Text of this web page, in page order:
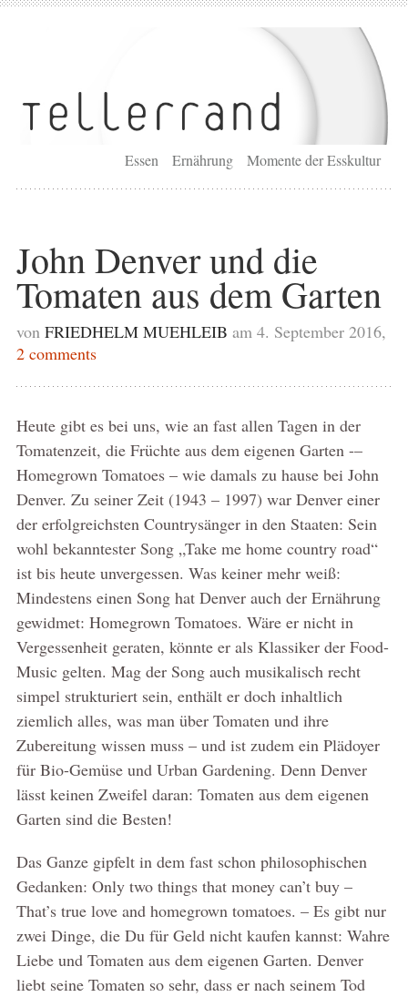
Essen Ernährung Momente der Esskultur
John Denver und die
Tomaten aus dem Garten
von FRIEDHELM MUEHLEIB am 4. September 2016,
2 comments
Heute gibt es bei uns, wie an fast allen Tagen in der
Tomatenzeit, die Früchte aus dem eigenen Garten -–
Homegrown Tomatoes – wie damals zu hause bei John
Denver. Zu seiner Zeit (1943 – 1997) war Denver einer
der erfolgreichsten Countrysänger in den Staaten: Sein
wohl bekanntester Song „Take me home country road“
ist bis heute unvergessen. Was keiner mehr weiß:
Mindestens einen Song hat Denver auch der Ernährung
gewidmet: Homegrown Tomatoes. Wäre er nicht in
Vergessenheit geraten, könnte er als Klassiker der Food-
Music gelten. Mag der Song auch musikalisch recht
simpel strukturiert sein, enthält er doch inhaltlich
ziemlich alles, was man über Tomaten und ihre
Zubereitung wissen muss – und ist zudem ein Plädoyer
für Bio-Gemüse und Urban Gardening. Denn Denver
lässt keinen Zweifel daran: Tomaten aus dem eigenen
Garten sind die Besten!
Das Ganze gipfelt in dem fast schon philosophischen
Gedanken: Only two things that money can’t buy –
That’s true love and homegrown tomatoes. – Es gibt nur
zwei Dinge, die Du für Geld nicht kaufen kannst: Wahre
Liebe und Tomaten aus dem eigenen Garten. Denver
liebt seine Tomaten so sehr, dass er nach seinem Tod